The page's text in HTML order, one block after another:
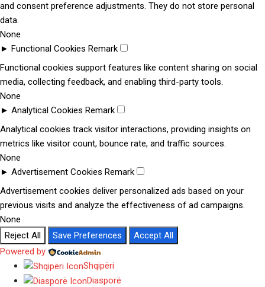
and consent preference adjustments. They do not store personal
data.
None
► Functional Cookies Remark
Functional cookies support features like content sharing on social
media, collecting feedback, and enabling third-party tools.
None
► Analytical Cookies Remark
Analytical cookies track visitor interactions, providing insights on
metrics like visitor count, bounce rate, and traffic sources.
None
► Advertisement Cookies Remark
Advertisement cookies deliver personalized ads based on your
previous visits and analyze the effectiveness of ad campaigns.
None
Reject All
Save Preferences
Accept All
Powered by
Shqipëri
Diasporë